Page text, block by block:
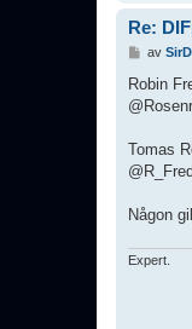
Re:
l
ä
g
av
Robin
Tomas
Någon
Expert.